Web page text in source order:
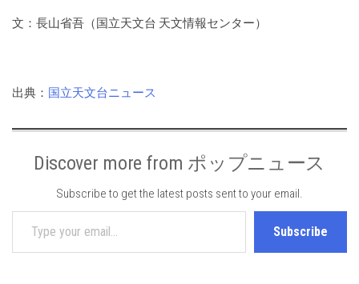
文：長山省吾（国立天文台 天文情報センター）
出典： 国立天文台ニュース
Discover more from ポップニュース
Subscribe to get the latest posts sent to your email.
Type your email…
Subscribe